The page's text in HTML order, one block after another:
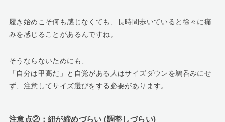
履き始めこそ何も感じなくても、長時間歩いていると徐々に痛
みを感じることがあるんですね。
そうならないためにも、
「自分は甲高だ」と自覚がある人はサイズダウンを鵜呑みにせ
ず、注意してサイズ選びをする必要があります。
注意点②：紐が締めづらい (調整しづらい)